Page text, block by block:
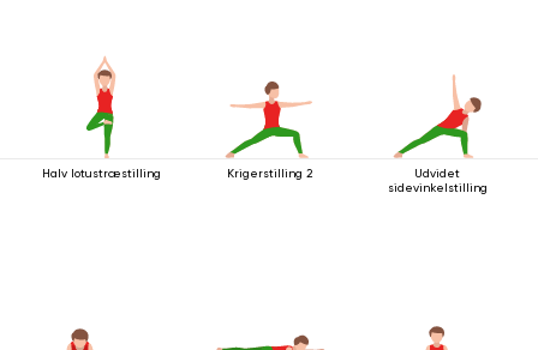
Halv lotustræstilling Krigerstilling 2
Udvidet
sidevinkelstilling